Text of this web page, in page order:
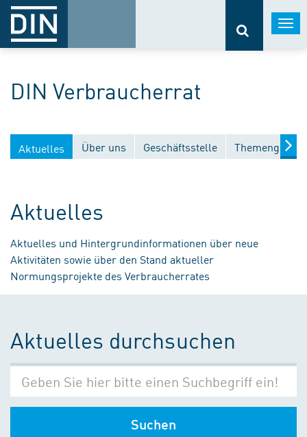
DIN Verbraucherrat
Aktuelles Über uns Geschäftsstelle
Aktuelles
Aktuelles und Hintergrundinformationen über neue
Aktivitäten sowie über den Stand aktueller
Normungsprojekte des Verbraucherrates
Aktuelles durchsuchen
Suchen